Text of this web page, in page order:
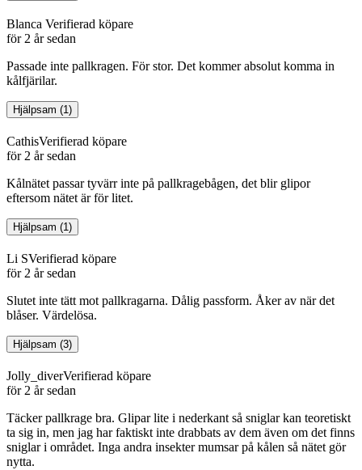
Blanca Verifierad köpare
för 2 år sedan
Passade inte pallkragen. För stor. Det kommer absolut komma in
kålfjärilar.
Hjälpsam (1)
CathisVerifierad köpare
för 2 år sedan
Kålnätet passar tyvärr inte på pallkragebågen, det blir glipor
eftersom nätet är för litet.
Hjälpsam (1)
Li SVerifierad köpare
för 2 år sedan
Slutet inte tätt mot pallkragarna. Dålig passform. Åker av när det
blåser. Värdelösa.
Hjälpsam (3)
Jolly_diverVerifierad köpare
för 2 år sedan
Täcker pallkrage bra. Glipar lite i nederkant så sniglar kan teoretiskt
ta sig in, men jag har faktiskt inte drabbats av dem även om det finns
sniglar i området. Inga andra insekter mumsar på kålen så nätet gör
nytta.